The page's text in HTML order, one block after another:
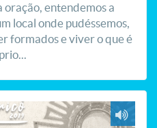
oração, entendemos a
local onde pudéssemos,
formados e viver o que é